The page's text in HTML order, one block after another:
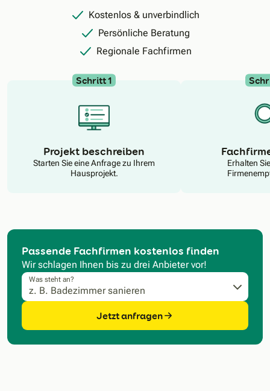
Kostenlos & unverbindlich
Persönliche Beratung
Regionale Fachfirmen
Schritt 1
Projekt beschreiben
Starten Sie eine Anfrage zu Ihrem
Hausprojekt.
Erhalten
Passende Fachfirmen kostenlos finden
Wir schlagen Ihnen bis zu drei Anbieter vor!
Was steht an?
Jetzt anfragen